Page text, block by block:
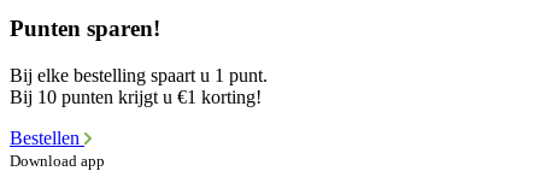
Punten sparen!
Bij elke bestelling spaart u 1 punt.
Bij 10 punten krijgt u €1 korting!
Bestellen
Download app